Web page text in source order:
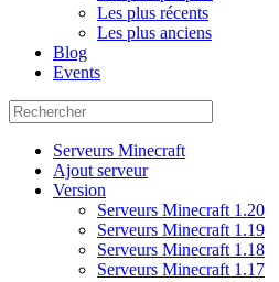
Les plus récents
Les plus anciens
Blog
Events
Serveurs Minecraft
Ajout serveur
Version
Serveurs Minecraft 1.20
Serveurs Minecraft 1.19
Serveurs Minecraft 1.18
Serveurs Minecraft 1.17